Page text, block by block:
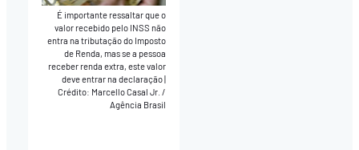
É importante ressaltar que o
valor recebido pelo INSS não
entra na tributação do Imposto
de Renda, mas se a pessoa
receber renda extra, este valor
deve entrar na declaração|
Crédito: Marcello Casal Jr. /
Agência Brasil